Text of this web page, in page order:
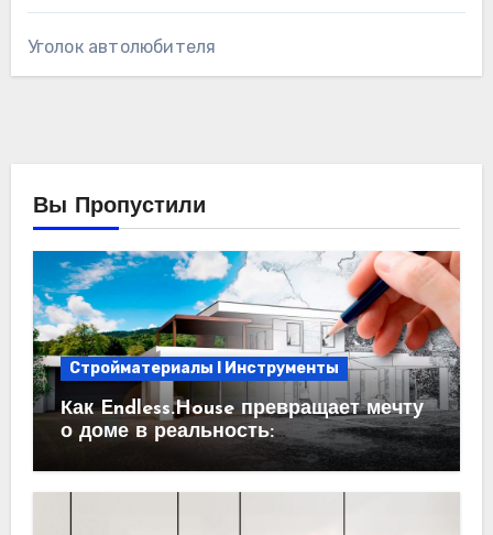
Уголок автолюбителя
Вы Пропустили
Стройматериалы l Инструменты
Как Endless.House превращает мечту
о доме в реальность:
проектирование под ключ